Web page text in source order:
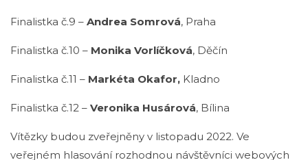
Finalistka č.9 – Andrea Somrová, Praha
Finalistka č.10 – Monika Vorlíčková, Děčín
Finalistka č.11 – Markéta Okafor, Kladno
Finalistka č.12 – Veronika Husárová, Bílina
Vítězky budou zveřejněny v listopadu 2022. Ve
veřejném hlasování rozhodnou návštěvníci webových